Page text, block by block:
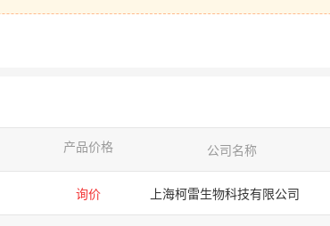
产品价格 公司名称
询价 上海柯雷生物科技有限公司